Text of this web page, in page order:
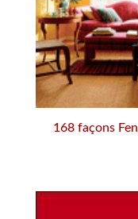
168 façons